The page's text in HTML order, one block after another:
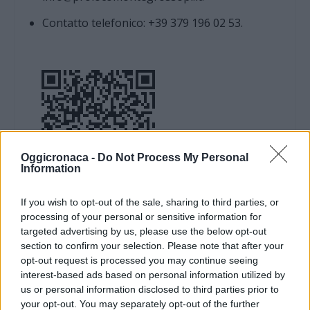
Oggicronaca - Do Not Process My Personal
Information
If you wish to opt-out of the sale, sharing to third parties, or
processing of your personal or sensitive information for
targeted advertising by us, please use the below opt-out
section to confirm your selection. Please note that after your
opt-out request is processed you may continue seeing
interest-based ads based on personal information utilized by
us or personal information disclosed to third parties prior to
your opt-out. You may separately opt-out of the further
Contatto telefonico: +39 379 196 02 53.
DOWNLOAD QR 🠋
Condividi:
WhatsApp
Telegram
Stampa